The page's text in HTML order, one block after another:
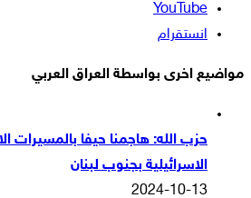
‫YouTube
انستقرام
مواضيع اخرى بواسطة العراق العربي
حزب الله: هاجمنا حيفا بالمسيرات
الاسرائيلية بجنوب لبنان
2024-10-13